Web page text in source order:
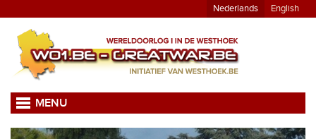
Nederlands English
MENU